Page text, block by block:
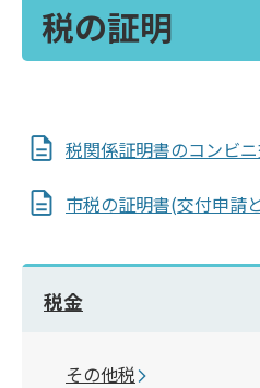
税の証明
税関係証明書のコンビ
市税の証明書(交付申請
税金
その他税